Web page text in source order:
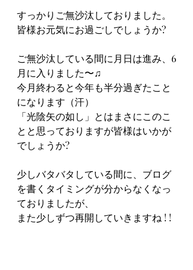
すっかりご無沙汰しておりました。
皆様お元気にお過ごしでしょうか?
ご無沙汰している間に月日は進み、6
月に入りました〜♫
今月終わると今年も半分過ぎたこと
になります（汗）
「光陰矢の如し」とはまさにこのこ
とと思っておりますが皆様はいかが
でしょうか?
少しバタバタしている間に、ブログ
を書くタイミングが分からなくなっ
ておりましたが、
また少しずつ再開していきますね ! !